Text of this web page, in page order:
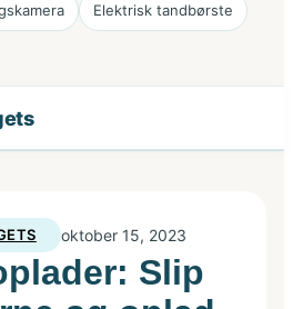
Elektrisk tandbørste
oktober 15, 2023
Slip